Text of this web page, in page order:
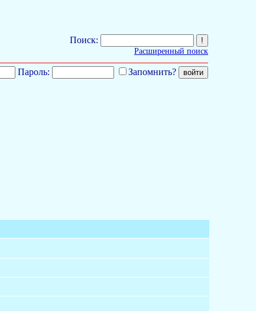
Поиск:
Расширенный поиск
Пароль: Запомнить?